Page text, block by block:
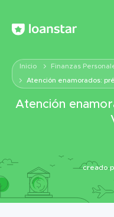
Inicio Finanzas
Atención enamorados:
Atención
creado